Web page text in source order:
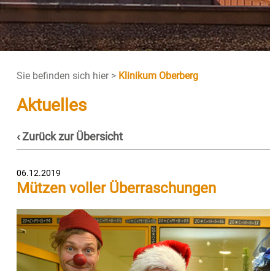
Sie befinden sich hier > Klinikum Oberberg
Aktuelles
‹ Zurück zur Übersicht
06.12.2019
Mützen voller Überraschungen